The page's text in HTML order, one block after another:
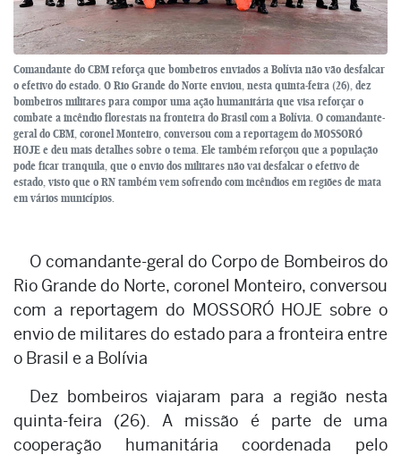
Comandante do CBM reforça que bombeiros enviados a Bolívia não vão desfalcar
o efetivo do estado. O Rio Grande do Norte enviou, nesta quinta-feira (26), dez
bombeiros militares para compor uma ação humanitária que visa reforçar o
combate a incêndio florestais na fronteira do Brasil com a Bolívia. O comandante-
geral do CBM, coronel Monteiro, conversou com a reportagem do MOSSORÓ
HOJE e deu mais detalhes sobre o tema. Ele também reforçou que a população
pode ficar tranquila, que o envio dos militares não vai desfalcar o efetivo de
estado, visto que o RN também vem sofrendo com incêndios em regiões de mata
em vários municípios.
O comandante-geral do Corpo de Bombeiros do
Rio Grande do Norte, coronel Monteiro, conversou
com a reportagem do MOSSORÓ HOJE sobre o
envio de militares do estado para a fronteira entre
o Brasil e a Bolívia
Dez bombeiros viajaram para a região nesta
quinta-feira (26). A missão é parte de uma
cooperação humanitária coordenada pelo